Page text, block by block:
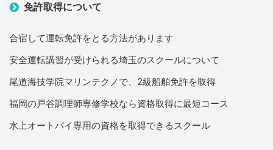
免許取得について
合宿して運転免許をとる方法があります
安全運転講習が受けられる埼玉のスクールについて
尾道海技学院マリンテクノで、2級船舶免許を取得
福岡の戸谷調理師専修学校なら資格取得に最短コース
水上オートバイ専用の資格を取得できるスクール